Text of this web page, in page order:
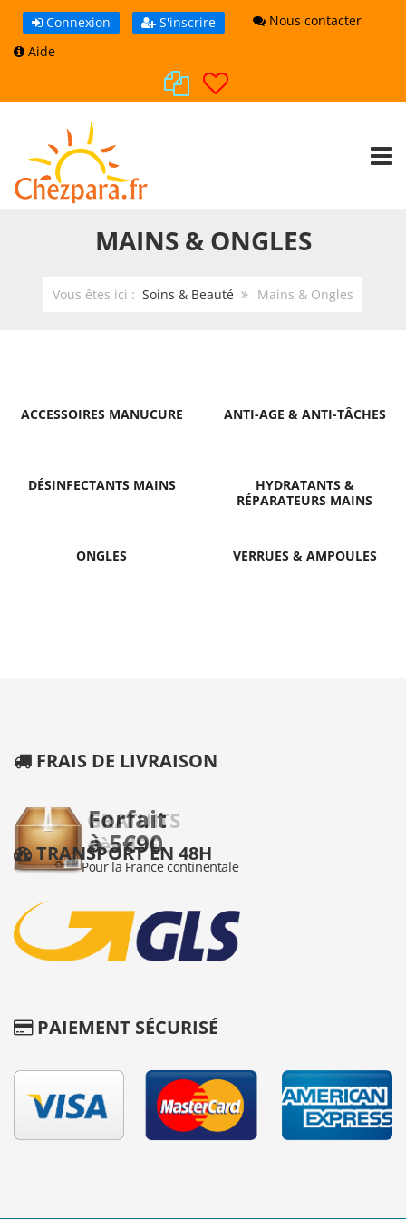
Connexion S'inscrire
Nous contacter
Aide
MAINS & ONGLES
Vous êtes ici : Soins & Beauté Mains & Ongles
ACCESSOIRES MANUCURE ANTI-AGE & ANTI-TÂCHES
DÉSINFECTANTS MAINS
HYDRATANTS &
RÉPARATEURS MAINS
ONGLES VERRUES & AMPOULES
FRAIS DE LIVRAISON
TRANSPORT EN 48H
PAIEMENT SÉCURISÉ